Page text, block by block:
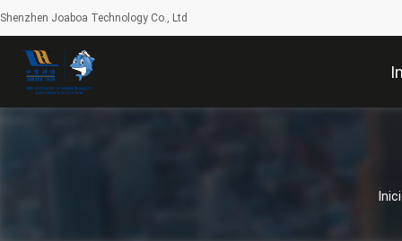
Shenzhen Joaboa Technology Co., Ltd